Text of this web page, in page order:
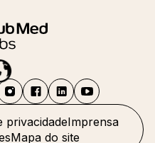
privacidadeImprensa
Mapa do site